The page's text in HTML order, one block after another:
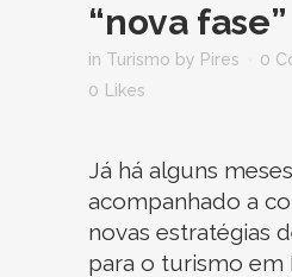
“nova fase”
in Turismo by Pires
0
0
Likes
Já há alguns
acompanhado a
novas estratégias
para o turismo em